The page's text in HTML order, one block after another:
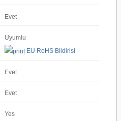
Evet
Uyumlu
EU RoHS Bildirisi
Evet
Evet
Yes